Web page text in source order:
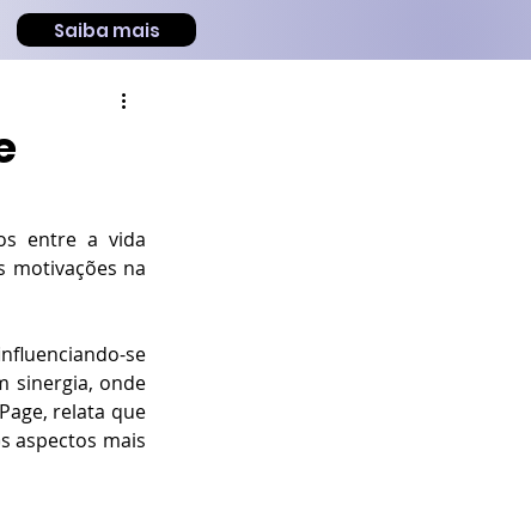
Saiba mais
entre a vida
motivações na
se
sinergia, onde
relata que
aspectos mais